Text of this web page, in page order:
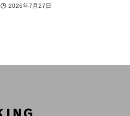
2026年7月27日